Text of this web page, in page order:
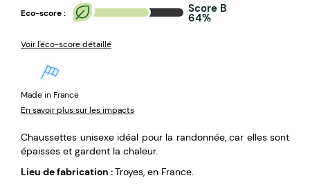
Eco-score : Score B
64%
Voir l'éco-score détaillé
Made in France
En savoir plus sur les impacts
Chaussettes unisexe idéal pour la randonnée, car elles sont
épaisses et gardent la chaleur.
Lieu de fabrication :Troyes, en France.